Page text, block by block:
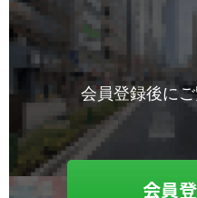
会員登録後に
会員